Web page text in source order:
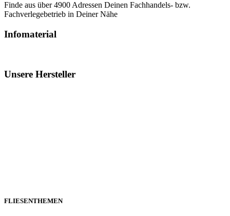
Finde aus über 4900 Adressen Deinen Fachhandels- bzw.
Fachverlegebetrieb in Deiner Nähe
Infomaterial
Unsere Hersteller
FLIESENTHEMEN